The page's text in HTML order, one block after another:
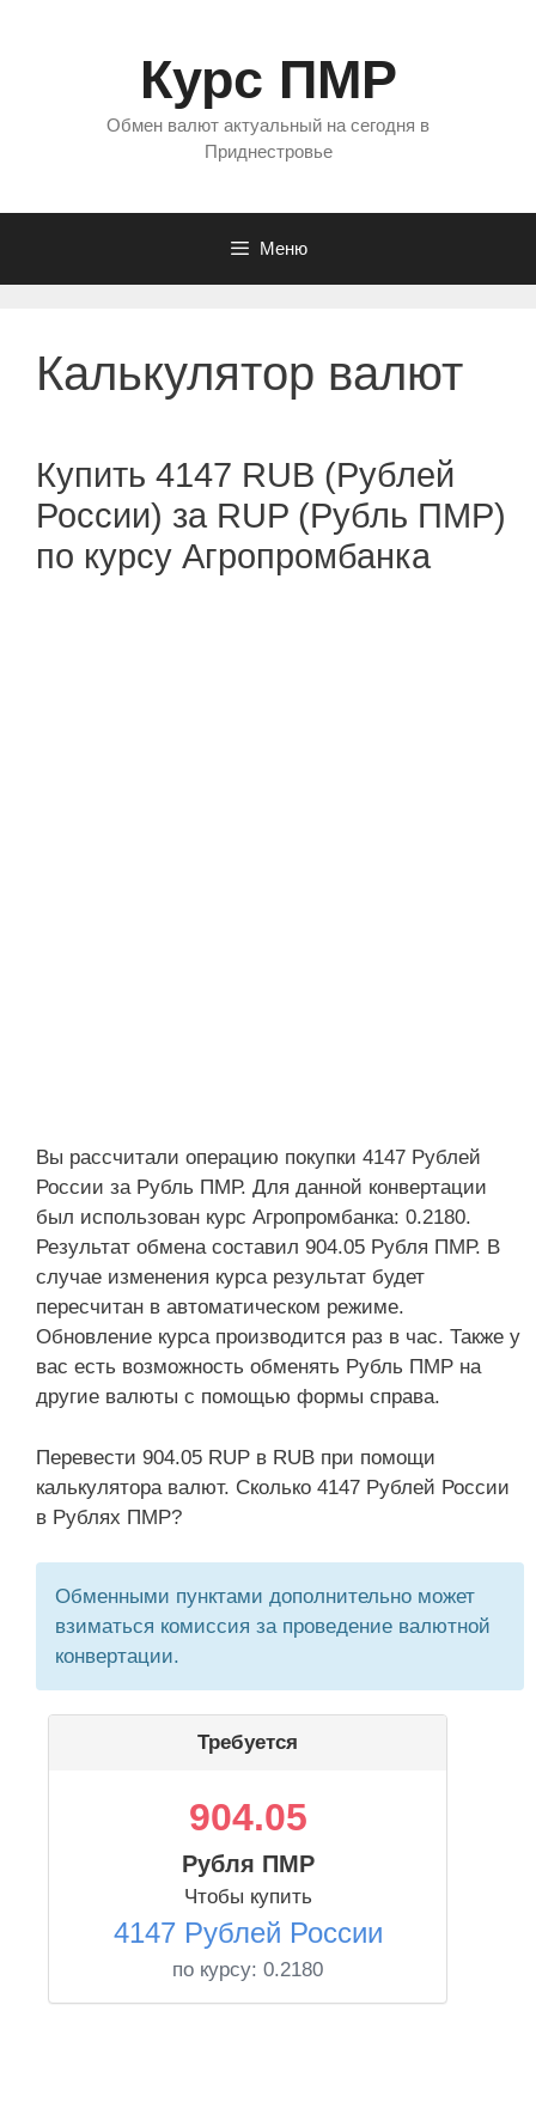
Курс ПМР
Обмен валют актуальный на сегодня в
Приднестровье
Меню
Калькулятор валют
Купить 4147 RUB (Рублей
России) за RUP (Рубль ПМР)
по курсу Агропромбанка
Вы рассчитали операцию покупки 4147 Рублей
России за Рубль ПМР. Для данной конвертации
был использован курс Агропромбанка: 0.2180.
Результат обмена составил 904.05 Рубля ПМР. В
случае изменения курса результат будет
пересчитан в автоматическом режиме.
Обновление курса производится раз в час. Также у
вас есть возможность обменять Рубль ПМР на
другие валюты с помощью формы справа.
Перевести 904.05 RUP в RUB при помощи
калькулятора валют. Сколько 4147 Рублей России
в Рублях ПМР?
Обменными пунктами дополнительно может
взиматься комиссия за проведение валютной
конвертации.
Требуется
904.05
Рубля ПМР
Чтобы купить
4147 Рублей России
по курсу: 0.2180